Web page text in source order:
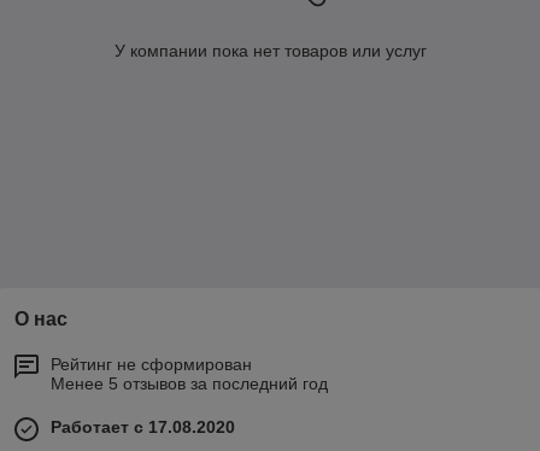
У компании пока нет товаров или услуг
О нас
Рейтинг не сформирован
Менее 5 отзывов за последний год
Работает с 17.08.2020